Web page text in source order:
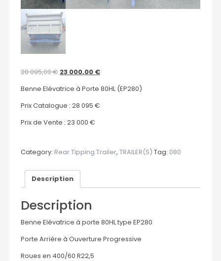
28 095,00€ 23 000,00 €
Benne Elévatrice à Porte 80HL (EP280)
Prix Catalogue : 28 095 €
Prix de Vente : 23 000 €
Category: Rear Tipping Trailer, TRAILER(S) Tag: 080
Description
Description
Benne Elévatrice à porte 80HL type EP280
Porte Arrière à Ouverture Progressive
Roues en 400/60 R22,5